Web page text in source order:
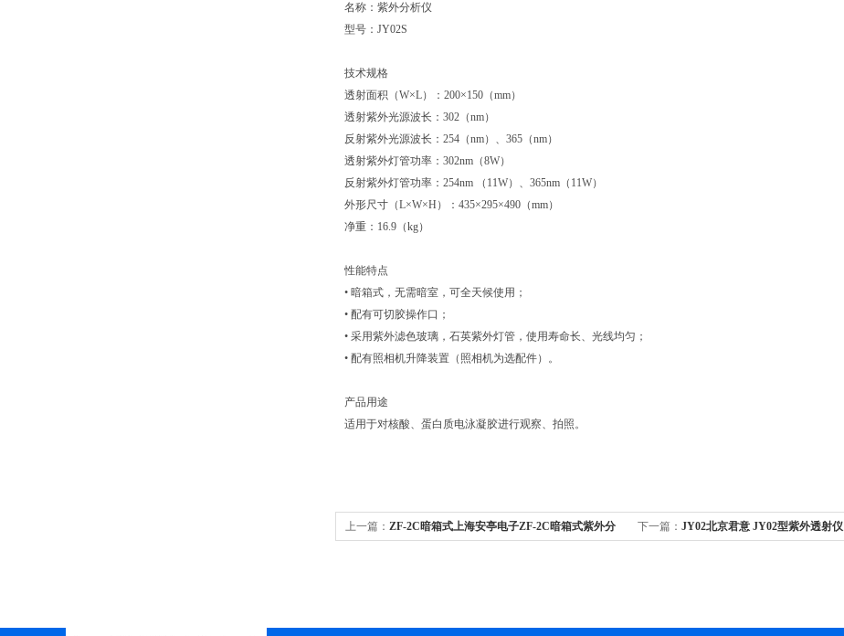
名称：紫外分析仪
型号：JY02S
技术规格
透射面积（W×L）：200×150（mm）
透射紫外光源波长：302（nm）
反射紫外光源波长：254（nm）、365（nm）
透射紫外灯管功率：302nm（8W）
反射紫外灯管功率：254nm （11W）、365nm（11W）
外形尺寸（L×W×H）：435×295×490（mm）
净重：16.9（kg）
性能特点
• 暗箱式，无需暗室，可全天候使用；
• 配有可切胶操作口；
• 采用紫外滤色玻璃，石英紫外灯管，使用寿命长、光线均匀；
• 配有照相机升降装置（照相机为选配件）。
产品用途
适用于对核酸、蛋白质电泳凝胶进行观察、拍照。
上一篇： ZF-2C暗箱式上海安亭电子ZF-2C暗箱式紫外分 下一篇： JY02北京君意 JY02型紫外透射仪